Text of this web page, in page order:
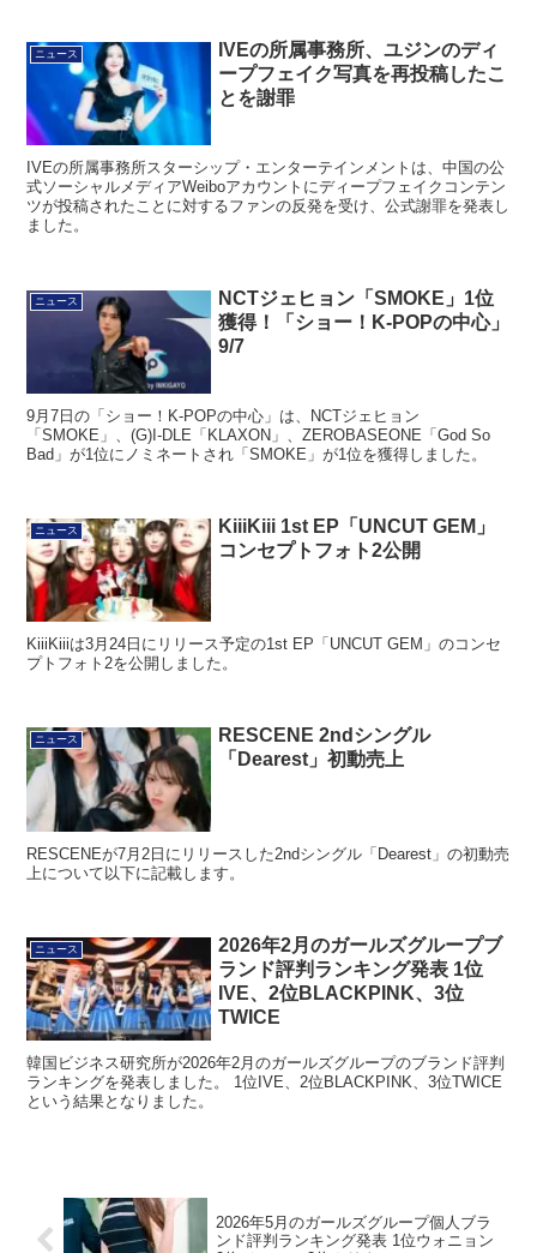
ニュース
IVEの所属事務所、ユジンのディ
ープフェイク写真を再投稿したこ
とを謝罪
IVEの所属事務所スターシップ・エンターテインメントは、中国の公
式ソーシャルメディアWeiboアカウントにディープフェイクコンテン
ツが投稿されたことに対するファンの反発を受け、公式謝罪を発表し
ました。
ニュース
NCTジェヒョン「SMOKE」1位
獲得！「ショー！K-POPの中心」
9/7
9月7日の「ショー！K-POPの中心」は、NCTジェヒョン
「SMOKE」、(G)I-DLE「KLAXON」、ZEROBASEONE「God So
Bad」が1位にノミネートされ「SMOKE」が1位を獲得しました。
ニュース
KiiiKiii 1st EP「UNCUT GEM」
コンセプトフォト2公開
KiiiKiiiは3月24日にリリース予定の1st EP「UNCUT GEM」のコンセ
プトフォト2を公開しました。
ニュース
RESCENE 2ndシングル
「Dearest」初動売上
RESCENEが7月2日にリリースした2ndシングル「Dearest」の初動売
上について以下に記載します。
ニュース
2026年2月のガールズグループブ
ランド評判ランキング発表 1位
IVE、2位BLACKPINK、3位
TWICE
韓国ビジネス研究所が2026年2月のガールズグループのブランド評判
ランキングを発表しました。 1位IVE、2位BLACKPINK、3位TWICE
という結果となりました。
2026年5月のガールズグループ個人ブラ